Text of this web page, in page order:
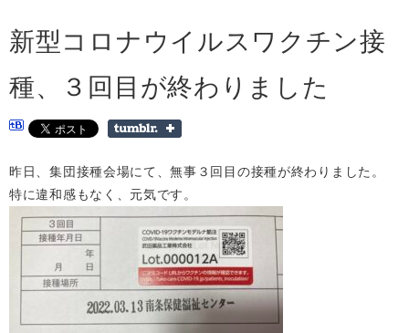
新型コロナウイルスワクチン接
種、３回目が終わりました
昨日、集団接種会場にて、無事３回目の接種が終わりました。
特に違和感もなく、元気です。